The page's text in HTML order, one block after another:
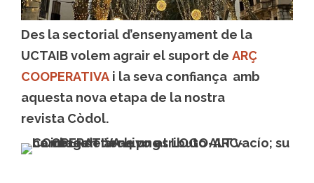
Des la sectorial d’ensenyament de la
UCTAIB volem agrair el suport de ARÇ
COOPERATIVA i la seva confiança amb
aquesta nova etapa de la nostra
revista Còdol.